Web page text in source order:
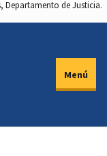
Departamento de Justicia.
Menú